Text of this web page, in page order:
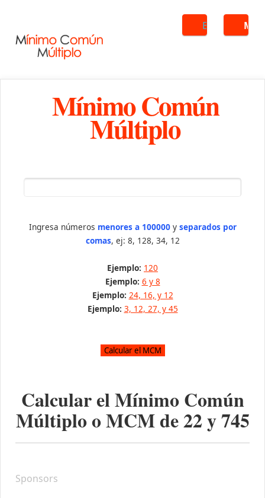
Buscar
Mínimo Común
Múltiplo
Ingresa números menores a 100000y separados por
comas, ej: 8, 128, 34, 12
Ejemplo: 120
Ejemplo: 6 y 8
Ejemplo: 24, 16, y 12
Ejemplo: 3, 12, 27, y 45
Calcular el Mínimo Común
Múltiplo o MCM de22y745
Sponsors